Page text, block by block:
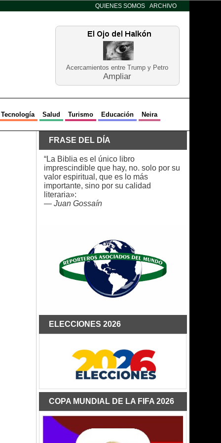
QUIENES SOMOS ARCHIVO
Acercamientos entre Trump y Petro
Ampliar
Tecnología Salud Turismo Educación Neira
FRASE DEL DÍA
“La Biblia es el único libro
imprescindible que hay, no. solo por su
valor espiritual, que es lo más
importante, sino por su calidad
literaria»:
— Juan Gossaín
ELECCIONES 2026
COPA MUNDIAL DE LA FIFA 2026